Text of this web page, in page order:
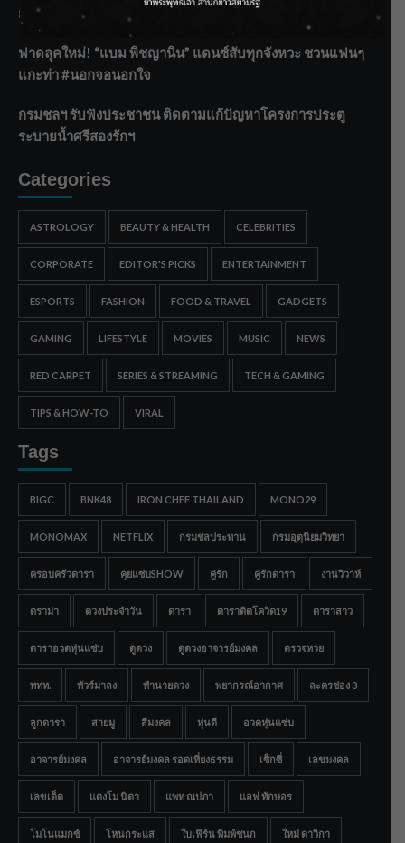
ยังไม่ล้นตลิ่ง
ฟาดลุคใหม่! “แบม พิชญานิน” แดนซ์สับทุกจังหวะ ชวนแฟนๆ
แกะท่า #นอกจอนอกใจ
กรมชลฯ รับฟังประชาชน ติดตามแก้ปัญหาโครงการประตู
ระบายน้ำศรีสองรักฯ
Categories
ASTROLOGY BEAUTY & HEALTH CELEBRITIES
CORPORATE EDITOR'S PICKS ENTERTAINMENT
ESPORTS FASHION FOOD & TRAVEL GADGETS
GAMING LIFESTYLE MOVIES MUSIC NEWS
RED CARPET SERIES & STREAMING TECH & GAMING
TIPS & HOW-TO VIRAL
Tags
BIGC BNK48 IRON CHEF THAILAND MONO29
MONOMAX NETFLIX กรมชลประทาน กรมอุตุนิยมวิทยา
ครอบครัวดารา คุยแซ่บSHOW คู่รัก คู่รักดารา งานวิวาห์
ดราม่า ดวงประจำวัน ดารา ดาราติดโควิด19 ดาราสาว
ดาราอวดหุ่นแซ่บ ดูดวง ดูดวงอาจารย์มงคล ตรวจหวย
ททท. ทัวร์มาลง ทำนายดวง พยากรณ์อากาศ ละครช่อง 3
ลูกดารา สายมู สีมงคล หุ่นดี อวดหุ่นแซ่บ
อาจารย์มงคล อาจารย์มงคล รอดเที่ยงธรรม เซ็กซี่ เลขมงคล
เลขเด็ด แตงโม นิดา แพท ณปภา แอฟ ทักษอร
โมโนแมกซ์ โหนกระแส ใบเฟิร์น พิมพ์ชนก ใหม่ ดาวิกา